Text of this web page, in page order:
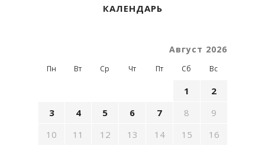
КАЛЕНДАРЬ
Август 2026
Пн Вт Ср Чт Пт Сб Вс
1
2
3
4 5 6 7 8
9
10
11 12 13 14 15
16